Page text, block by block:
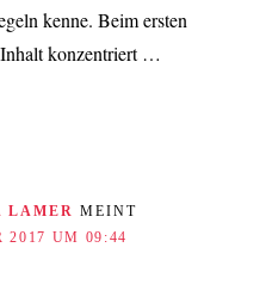
kenne. Beim ersten
konzentriert …
LAMER MEINT
2017 UM 09:44